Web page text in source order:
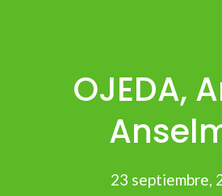
OJEDA,
23 septiembre,